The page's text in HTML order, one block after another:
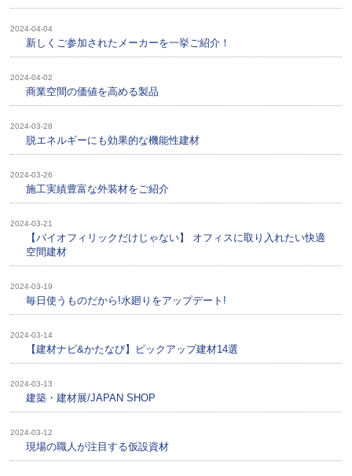
2024-04-04
新しくご参加されたメーカーを一挙ご紹介！
2024-04-02
商業空間の価値を高める製品
2024-03-28
脱エネルギーにも効果的な機能性建材
2024-03-26
施工実績豊富な外装材をご紹介
2024-03-21
【バイオフィリックだけじゃない】 オフィスに取り入れたい快適
空間建材
2024-03-19
毎日使うものだから!水廻りをアップデート!
2024-03-14
【建材ナビ&かたなび】ピックアップ建材14選
2024-03-13
建築・建材展/JAPAN SHOP
2024-03-12
現場の職人が注目する仮設資材